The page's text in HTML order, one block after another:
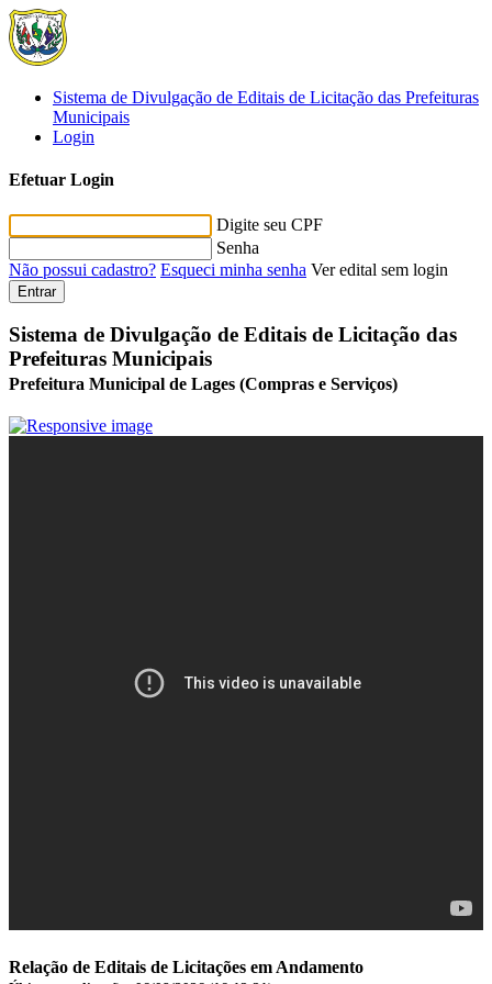
Sistema de Divulgação de Editais de Licitação das Prefeituras
Municipais
Login
Efetuar Login
Digite seu CPF
Senha
Não possui cadastro? Esqueci minha senha Ver edital sem login
Entrar
Sistema de Divulgação de Editais de Licitação das
Prefeituras Municipais
Prefeitura Municipal de Lages (Compras e Serviços)
Relação de Editais de Licitações em Andamento